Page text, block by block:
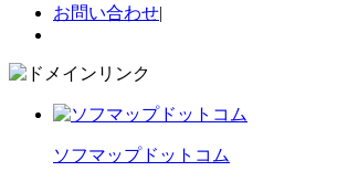
お問い合わせ|
ソフマップドットコム